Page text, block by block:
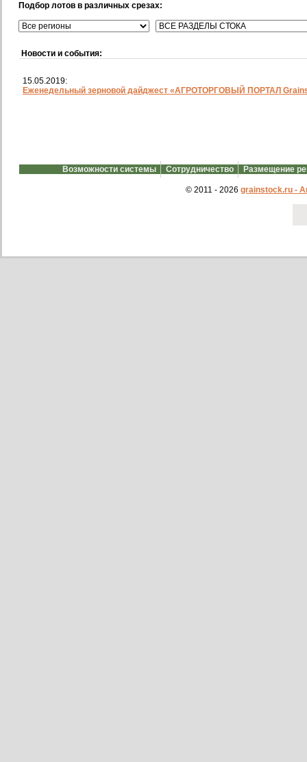
Подбор лотов в различных срезах:
Новости и события:
15.05.2019:
Еженедельный зерновой дайджест «АГРОТОРГОВЫЙ ПОРТАЛ
Возможности системы Сотрудничество Размещение
© 2011 - 2026 grainstock.ru -